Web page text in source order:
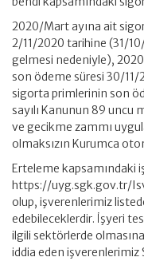
2020/Mart ayına ait
2/11/2020 tarihine (31/
gelmesi nedeniyle),
son ödeme süresi 30/
sigorta primlerinin son
sayılı Kanunun 89 uncu
ve gecikme zammı
olmaksızın Kurumca
Erteleme kapsamındaki
https://uyg.sgk.gov.tr/
olup, işverenlerimiz
edebileceklerdir. İşyeri
ilgili sektörlerde
iddia eden işverenlerimiz